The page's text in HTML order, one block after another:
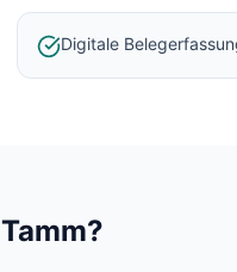
Digitale
Tamm?